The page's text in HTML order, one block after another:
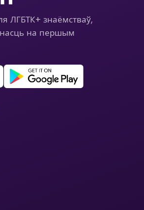
ЛГБТК+ знаёмстваў,
на першым